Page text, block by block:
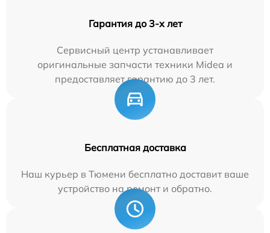
Гарантия до 3-х лет
Сервисный центр устанавливает
оригинальные запчасти техники Midea и
предоставляет гарантию до 3 лет.
Бесплатная доставка
Наш курьер в Тюмени бесплатно доставит ваше
устройство на ремонт и обратно.